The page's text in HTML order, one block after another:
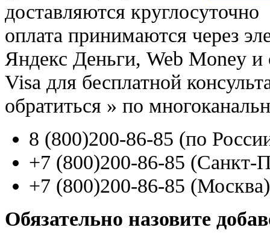
доставляются круглосуточно
оплата принимаются через
Яндекс Деньги, Web Money и
Visa для бесплатной
обратиться » по
8 (800)200-86-85 (по
+7 (800)200-86-85 (Санкт-
+7 (800)200-86-85 (Москва)
Обязательно назовите